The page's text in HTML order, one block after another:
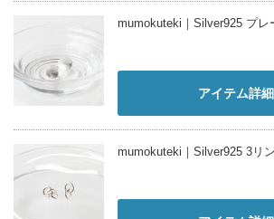
mumokuteki｜Silver925 プレ
アイテム詳
mumokuteki｜Silver925 3リ